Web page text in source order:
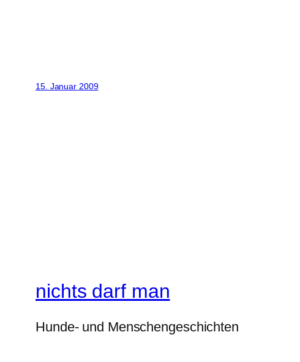
15. Januar 2009
nichts darf man
Hunde- und Menschengeschichten